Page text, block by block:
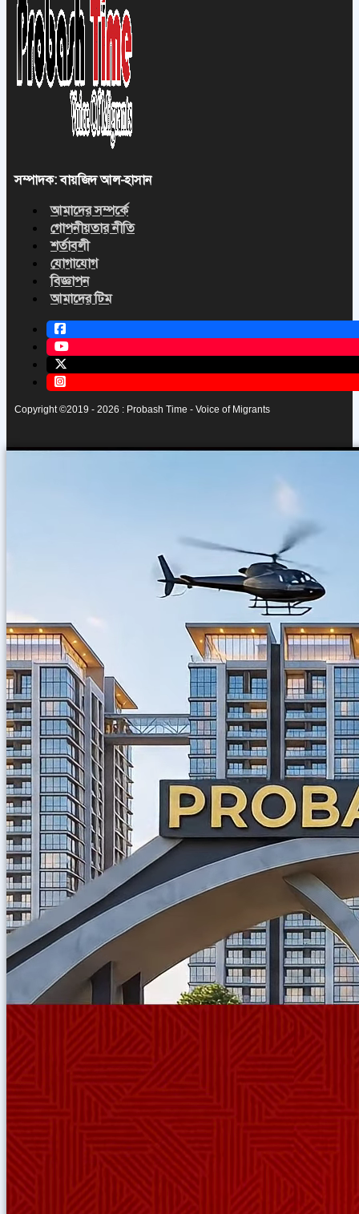
সম্পাদক: বায়জিদ আল-হাসান
আমাদের সম্পর্কে
গোপনীয়তার নীতি
শর্তাবলী
যোগাযোগ
বিজ্ঞাপন
আমাদের টিম
Copyright ©2019 - 2026 : Probash Time - Voice of Migrants